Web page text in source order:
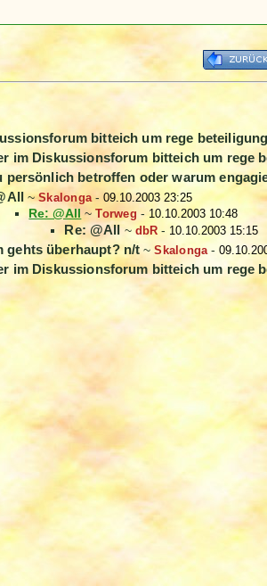
bitteich um rege
im Diskussionsforum bitteich um rege
persönlich betroffen oder warum
~Skalonga -09.10.2003 23:25
Re: @All
~Torweg - 10.10.2003 10:48
Re: @All ~ dbR - 10.10.2003 15:15
gehts überhaupt? n/t ~Skalonga -
im Diskussionsforum bitteich um rege